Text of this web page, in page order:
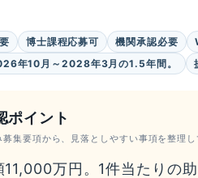
博士課程応募可 機関承認必要
年10月～2028年3月の1.5年間。
ポイント
集要項から、見落としやすい事項を整理
11,000万円。1件当たりの